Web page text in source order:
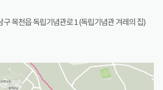
구 목천읍 독립기념관로 1 (독립기념관 겨레의 집)